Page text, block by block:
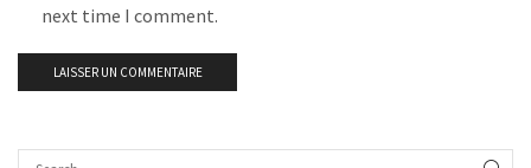
next time I comment.